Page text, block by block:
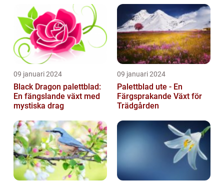
09 januari 2024
Black Dragon palettblad:
En fängslande växt med
mystiska drag
09 januari 2024
Palettblad ute - En
Färgsprakande Växt för
Trädgården